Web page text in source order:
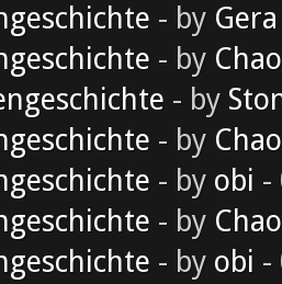
- by Gera
- by
- by
- by
- by obi -
- by
- by obi -